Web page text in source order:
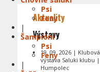
Psi
Feny
|
Šampióni
Psi
Feny
|
Aktuality
Výstavy
19. 09. 2026 | Klubová
výstava Saluki klubu |
Humpolec